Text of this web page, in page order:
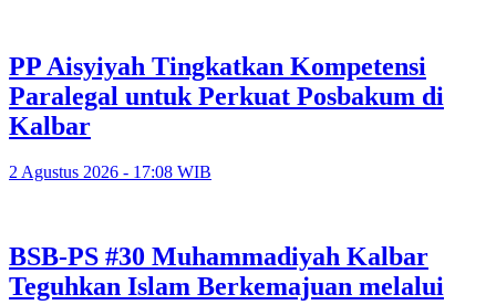
PP Aisyiyah Tingkatkan Kompetensi
Paralegal untuk Perkuat Posbakum di
Kalbar
2 Agustus 2026 - 17:08 WIB
BSB-PS #30 Muhammadiyah Kalbar
Teguhkan Islam Berkemajuan melalui